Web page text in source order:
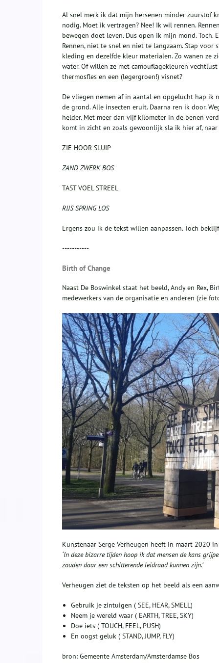
Al snel merk ik dat mijn hersenen minder zuurstof
nodig. Moet ik vertragen? Nee! Ik wil rennen.
bewegen doet leven. Dus open ik mijn mond.
Rennen, niet te snel en niet te langzaam. Stap voor
kleding en dezelfde kleur materialen. Zo wanen
water. Of willen ze met camouflagekleuren
thermosfles en een (legergroen!) visnet?
De vliegen nemen af in aantal en opgelucht hap ik
de grond. Alle insecten eruit. Daarna ren ik door.
helder. Met meer dan vijf kilometer in de benen
komt in zicht en zoals gewoonlijk sla ik hier af,
ZIE HOOR SLUIP
ZAND ZWERK BOS
TAST VOEL STREEL
RIJS SPRING LOS
Ergens zou ik de tekst willen aanpassen. Toch
-----------
Birth of Change
Naast De Boswinkel staat het beeld, Andy en Rex,
medewerkers van de organisatie en anderen (zie
Kunstenaar Serge Verheugen heeft in maart 2020
‘In deze bizarre tijden hoop ik dat mensen de kans
zouden daar een schitterende leidraad kunnen zijn.’
Verheugen ziet de teksten op het beeld als een
Gebruik je zintuigen ( SEE, HEAR, SMELL)
Neem je wereld waar ( EARTH, TREE, SKY)
Doe iets ( TOUCH, FEEL, PUSH)
En oogst geluk ( STAND, JUMP, FLY)
bron: Gemeente Amsterdam/Amsterdamse Bos